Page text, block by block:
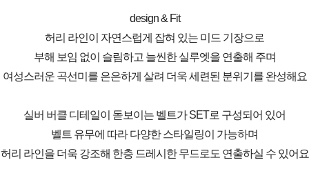
design & Fit
허리 라인이 자연스럽게 잡혀 있는 미드 기장으로
부해 보임 없이 슬림하고 늘씬한 실루엣을 연출해 주며
여성스러운 곡선미를 은은하게 살려 더욱 세련된 분위기를 완성해요
실버 버클 디테일이 돋보이는 벨트가 SET로 구성되어 있어
벨트 유무에 따라 다양한 스타일링이 가능하며
허리 라인을 더욱 강조해 한층 드레시한 무드로도 연출하실 수 있어요